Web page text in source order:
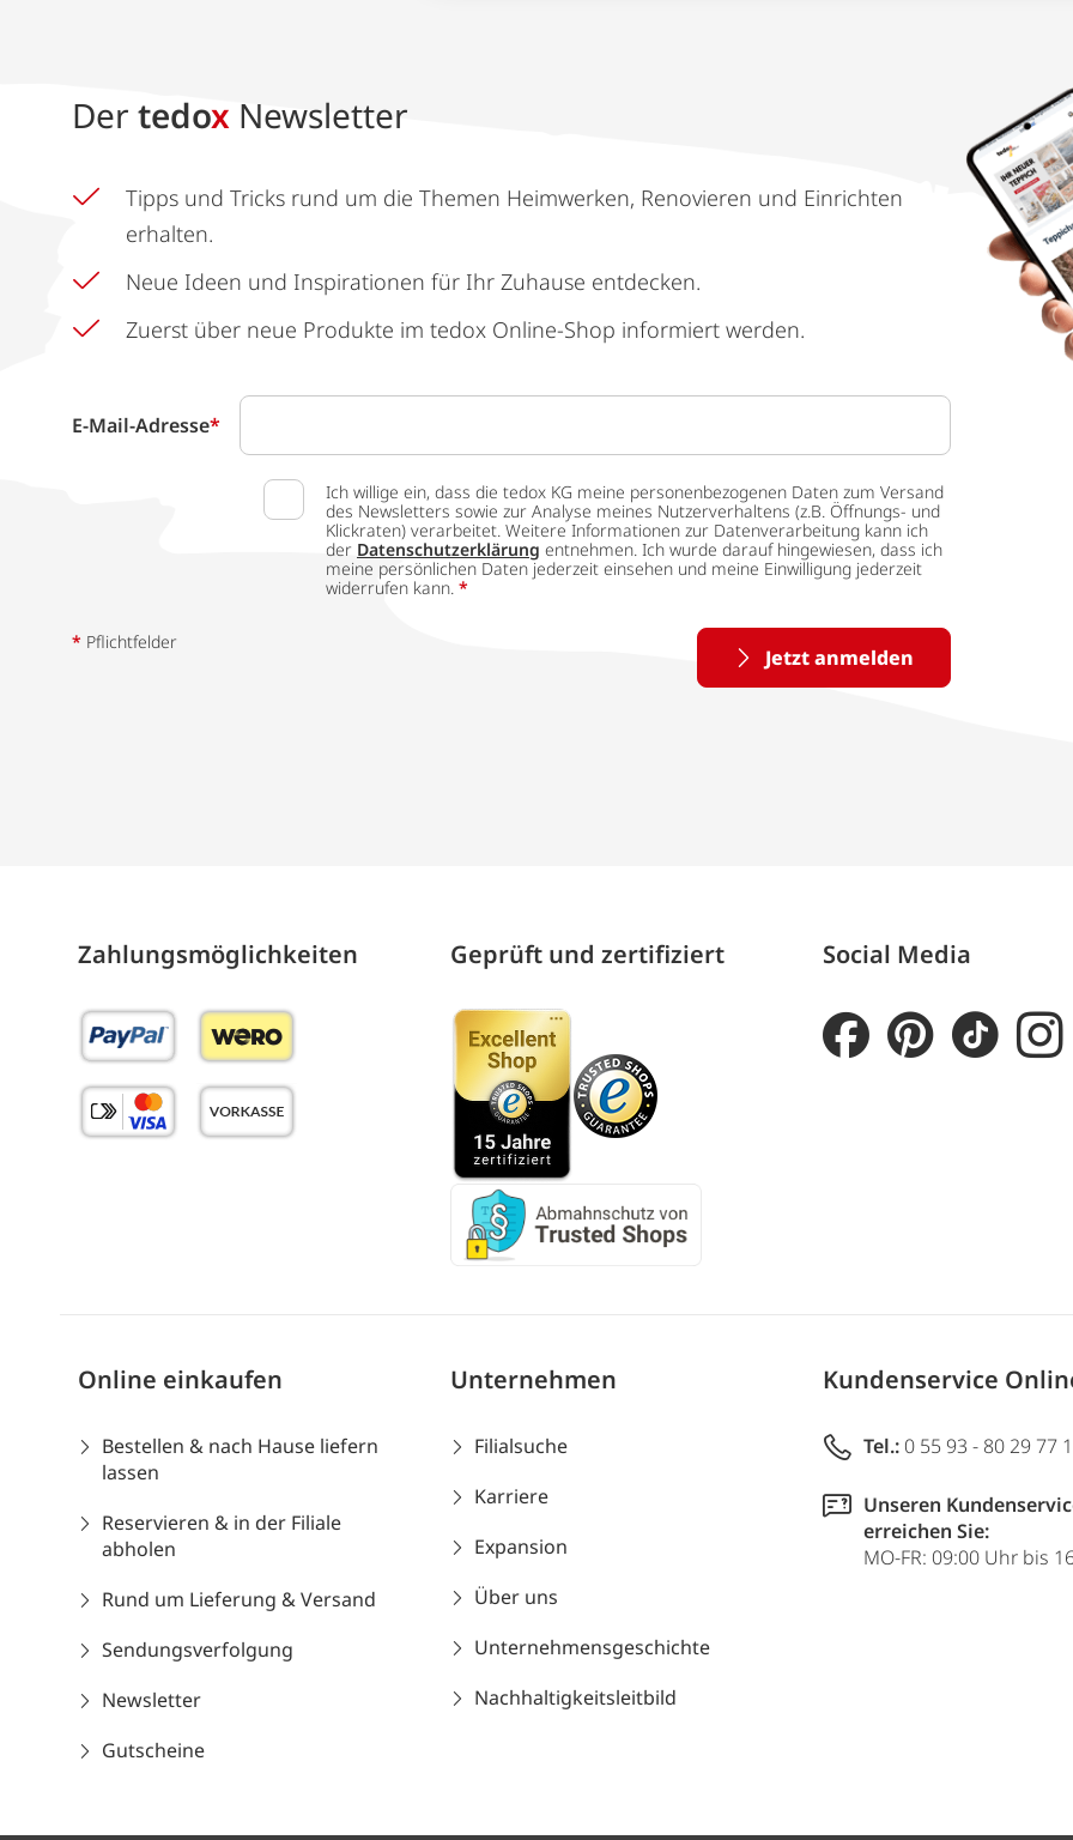
Der tedox Newsletter
Tipps und Tricks rund um die Themen Heimwerken, Renovieren und Einrichten
erhalten.
Neue Ideen und Inspirationen für Ihr Zuhause entdecken.
Zuerst über neue Produkte im tedox Online-Shop informiert werden.
E-Mail-Adresse*
Ich willige ein, dass die tedox KG meine personenbezogenen Daten zum Versand
des Newsletters sowie zur Analyse meines Nutzerverhaltens (z.B. Öffnungs- und
Klickraten) verarbeitet. Weitere Informationen zur Datenverarbeitung kann ich
der Datenschutzerklärung entnehmen. Ich wurde darauf hingewiesen, dass ich
meine persönlichen Daten jederzeit einsehen und meine Einwilligung jederzeit
widerrufen kann. *
Jetzt anmelden
* Pflichtfelder
Zahlungs­möglich­keiten Geprüft und zertifiziert Social Media
Online einkaufen
Bestellen & nach Hause liefern
lassen
Reservieren & in der Filiale
abholen
Rund um Lieferung & Versand
Sendungsverfolgung
Newsletter
Gutscheine
Unternehmen
Filialsuche
Karriere
Expansion
Über uns
Unternehmensgeschichte
Nachhaltigkeitsleitbild
Kundenservice
Tel.: 0 55 93 - 80 29 77
Unseren
erreichen Sie:
MO-FR: 09:00 Uhr bis